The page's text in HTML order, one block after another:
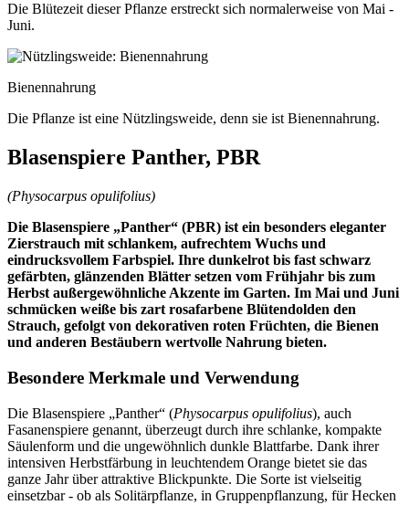
Die Blütezeit dieser Pflanze erstreckt sich normalerweise von Mai -
Juni.
Bienennahrung
Die Pflanze ist eine Nützlingsweide, denn sie ist Bienennahrung.
Blasenspiere Panther, PBR
(Physocarpus opulifolius)
Die Blasenspiere „Panther“ (PBR) ist ein besonders eleganter
Zierstrauch mit schlankem, aufrechtem Wuchs und
eindrucksvollem Farbspiel. Ihre dunkelrot bis fast schwarz
gefärbten, glänzenden Blätter setzen vom Frühjahr bis zum
Herbst außergewöhnliche Akzente im Garten. Im Mai und Juni
schmücken weiße bis zart rosafarbene Blütendolden den
Strauch, gefolgt von dekorativen roten Früchten, die Bienen
und anderen Bestäubern wertvolle Nahrung bieten.
Besondere Merkmale und Verwendung
Die Blasenspiere „Panther“ (Physocarpus opulifolius), auch
Fasanenspiere genannt, überzeugt durch ihre schlanke, kompakte
Säulenform und die ungewöhnlich dunkle Blattfarbe. Dank ihrer
intensiven Herbstfärbung in leuchtendem Orange bietet sie das
ganze Jahr über attraktive Blickpunkte. Die Sorte ist vielseitig
einsetzbar - ob als Solitärpflanze, in Gruppenpflanzung, für Hecken